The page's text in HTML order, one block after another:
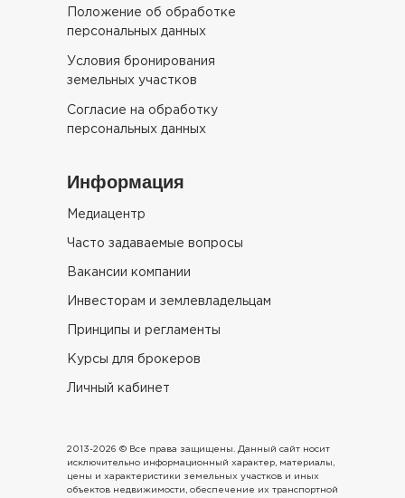
2013-2026 © Все права защищены. Данный сайт носит
исключительно информационный характер, материалы,
цены и характеристики земельных участков и иных
объектов недвижимости, обеспечение их транспортной
Информация
Медиацентр
Положение об обработке
персональных данных
Часто задаваемые вопросы
Условия бронирования
земельных участков
Вакансии компании
Согласие на обработку
персональных данных
Инвесторам и землевладельцам
Принципы и регламенты
Личный кабинет
Курсы для брокеров